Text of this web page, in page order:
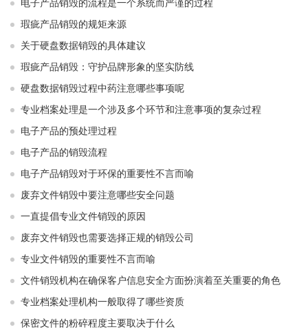
电子产品销毁的流程是一个系统而严谨的过程
瑕疵产品销毁的规矩来源
关于硬盘数据销毁的具体建议
瑕疵产品销毁：守护品牌形象的坚实防线
硬盘数据销毁过程中药注意哪些事项呢
专业档案处理是一个涉及多个环节和注意事项的复杂过程
电子产品的预处理过程
电子产品的销毁流程
电子产品销毁对于环保的重要性不言而喻
废弃文件销毁中要注意哪些安全问题
一直提倡专业文件销毁的原因
废弃文件销毁也需要选择正规的销毁公司
专业文件销毁的重要性不言而喻
文件销毁机构在确保客户信息安全方面扮演着至关重要的角色
专业档案处理机构一般取得了哪些资质
保密文件的粉碎程度主要取决于什么